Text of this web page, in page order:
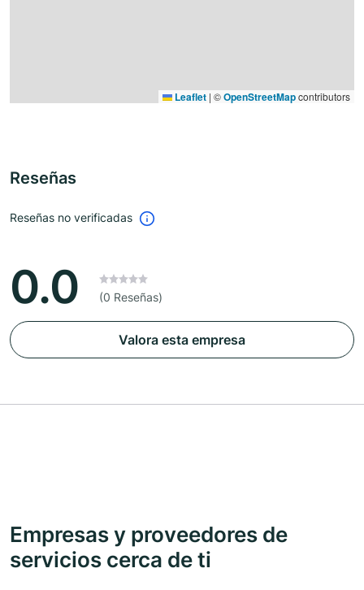
Leaflet | ©OpenStreetMapcontributors
Reseñas
Reseñas no verificadas
0.0 (0 Reseñas)
Valora esta empresa
Empresas y proveedores de
servicios cerca de ti